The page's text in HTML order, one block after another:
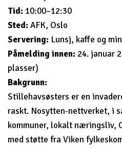
Tid: 10:00–12:30
Sted: AFK, Oslo
Servering: Lunsj, kaffe og
Påmelding innen: 24. januar
plasser)
Bakgrunn:
Stillehavsøsters er en
raskt. Nosytten-nettverket, i
kommuner, lokalt næringsliv,
med støtte fra Viken